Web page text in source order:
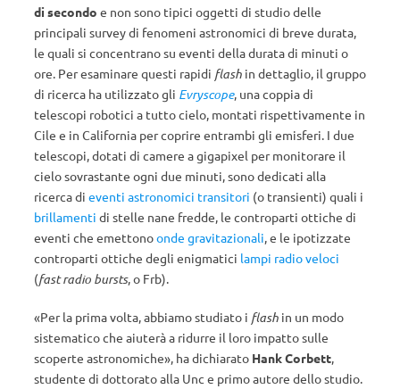
di secondo e non sono tipici oggetti di studio delle
principali survey di fenomeni astronomici di breve durata,
le quali si concentrano su eventi della durata di minuti o
ore. Per esaminare questi rapidi flash in dettaglio, il gruppo
di ricerca ha utilizzato gli Evryscope, una coppia di
telescopi robotici a tutto cielo, montati rispettivamente in
Cile e in California per coprire entrambi gli emisferi. I due
telescopi, dotati di camere a gigapixel per monitorare il
cielo sovrastante ogni due minuti, sono dedicati alla
ricerca di eventi astronomici transitori (o transienti) quali i
brillamenti di stelle nane fredde, le controparti ottiche di
eventi che emettonoonde gravitazionali, e le ipotizzate
controparti ottiche degli enigmatici lampi radio veloci
(fast radio bursts, o Frb).
«Per la prima volta, abbiamo studiato i flash in un modo
sistematico che aiuterà a ridurre il loro impatto sulle
scoperte astronomiche», ha dichiarato Hank Corbett,
studente di dottorato alla Unc e primo autore dello studio.